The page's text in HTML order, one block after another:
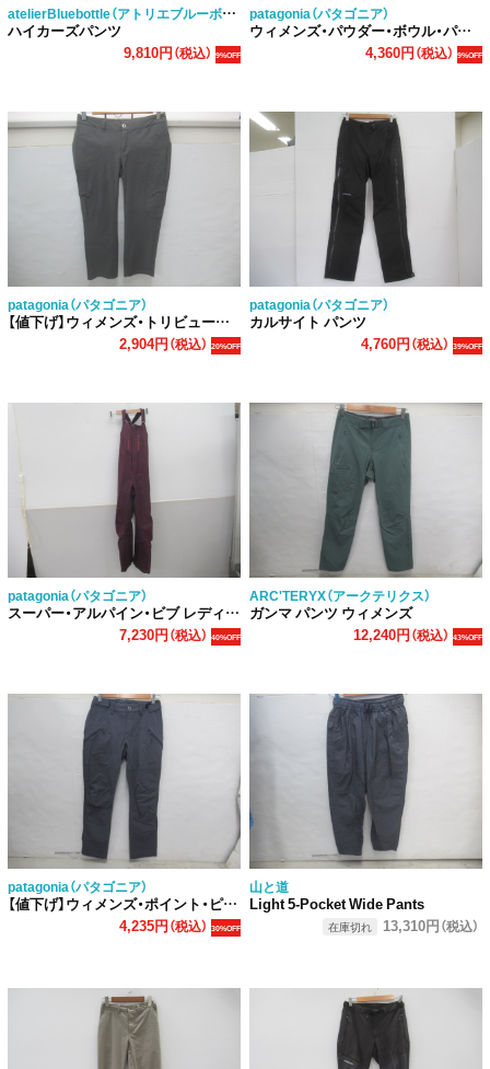
atelierBluebottle（アトリエブルーボトル）
ハイカーズパンツ
9,810円（税込） 9%OFF
patagonia（パタゴニア）
ウィメンズ・パウダー・ボウル・パンツ
4,360円（税込） 9%OFF
patagonia（パタゴニア）
【値下げ】ウィメンズ・トリビューン・パンツ
2,904円（税込） 20%OFF
patagonia（パタゴニア）
カルサイト パンツ
4,760円（税込） 39%OFF
patagonia（パタゴニア）
スーパー・アルパイン・ビブ レディース
7,230円（税込） 40%OFF
ARC'TERYX（アークテリクス）
ガンマ パンツ ウィメンズ
12,240円（税込） 43%OFF
patagonia（パタゴニア）
【値下げ】ウィメンズ・ポイント・ピーク・トレイル・パンツ
4,235円（税込） 30%OFF
山と道
Light 5-Pocket Wide Pants
在庫切れ 13,310円（税込）